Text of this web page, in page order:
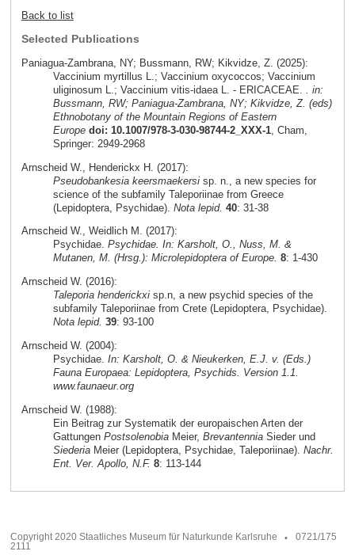
Back to list
Selected Publications
Paniagua-Zambrana, NY; Bussmann, RW; Kikvidze, Z. (2025):
Vaccinium myrtillus L.; Vaccinium oxycoccos; Vaccinium
uliginosum L.; Vaccinium vitis-idaea L. - ERICACEAE.
. in:
Bussmann, RW; Paniagua-Zambrana, NY; Kikvidze, Z. (eds)
Ethnobotany of the Mountain Regions of Eastern
Europe doi: 10.1007/978-3-030-98744-2_XXX-1, Cham,
Springer: 2949-2968
Arnscheid W., Henderickx H. (2017):
Pseudobankesia keersmaekersisp. n., a new species for
science of the subfamily Taleporiinae from Greece
(Lepidoptera, Psychidae). Nota lepid. 40: 31-38
Arnscheid W., Weidlich M. (2017):
Psychidae. Psychidae. In: Karsholt, O., Nuss, M. &
Mutanen, M. (Hrsg.): Microlepidoptera of Europe. 8: 1-430
Arnscheid W. (2016):
Taleporia henderickxisp.n, a new psychid species of the
subfamily Taleporiinae from Crete (Lepidoptera, Psychidae).
Nota lepid. 39: 93-100
Arnscheid W. (2004):
Psychidae. In: Karsholt, O. & Nieukerken, E.J. v. (Eds.)
Fauna Europaea: Lepidoptera, Psychids. Version 1.1.
www.faunaeur.org
Arnscheid W. (1988):
Ein Beitrag zur Systematik der europaischen Arten der
Gattungen PostsolenobiaMeier, BrevantenniaSieder und
SiederiaMeier (Lepidoptera, Psychidae, Taleporiinae). Nachr.
Ent. Ver. Apollo, N.F. 8: 113-144
Copyright 2020 Staatliches Museum für Naturkunde Karlsruhe
0721/175
2111